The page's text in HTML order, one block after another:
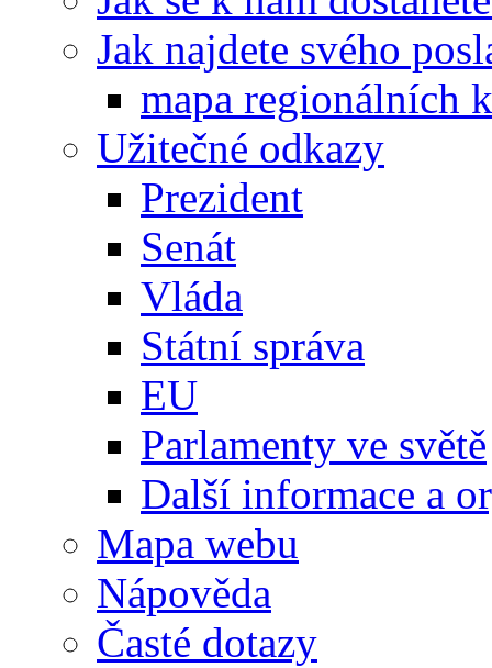
Jak najdete svého
mapa regionálních
Užitečné odkazy
Prezident
Senát
Vláda
Státní správa
EU
Parlamenty ve světě
Další informace a
Mapa webu
Nápověda
Časté dotazy